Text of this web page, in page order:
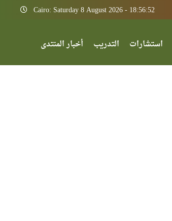
Cairo: Saturday 8 August 2026 - 18:56:52
استشارات التدريب أخبار المنتدى